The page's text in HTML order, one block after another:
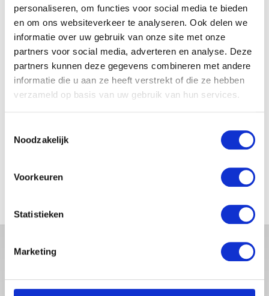
personaliseren, om functies voor social media te bieden
en om ons websiteverkeer te analyseren. Ook delen we
informatie over uw gebruik van onze site met onze
partners voor social media, adverteren en analyse. Deze
partners kunnen deze gegevens combineren met andere
informatie die u aan ze heeft verstrekt of die ze hebben
verzameld op basis van uw gebruik van hun services.
Noodzakelijk
Voorkeuren
Statistieken
Marketing
JOSJE HUISMAN SHOWT
BABYBUIK OP IBIZA
PRACHTIGE FOTO MET BABY